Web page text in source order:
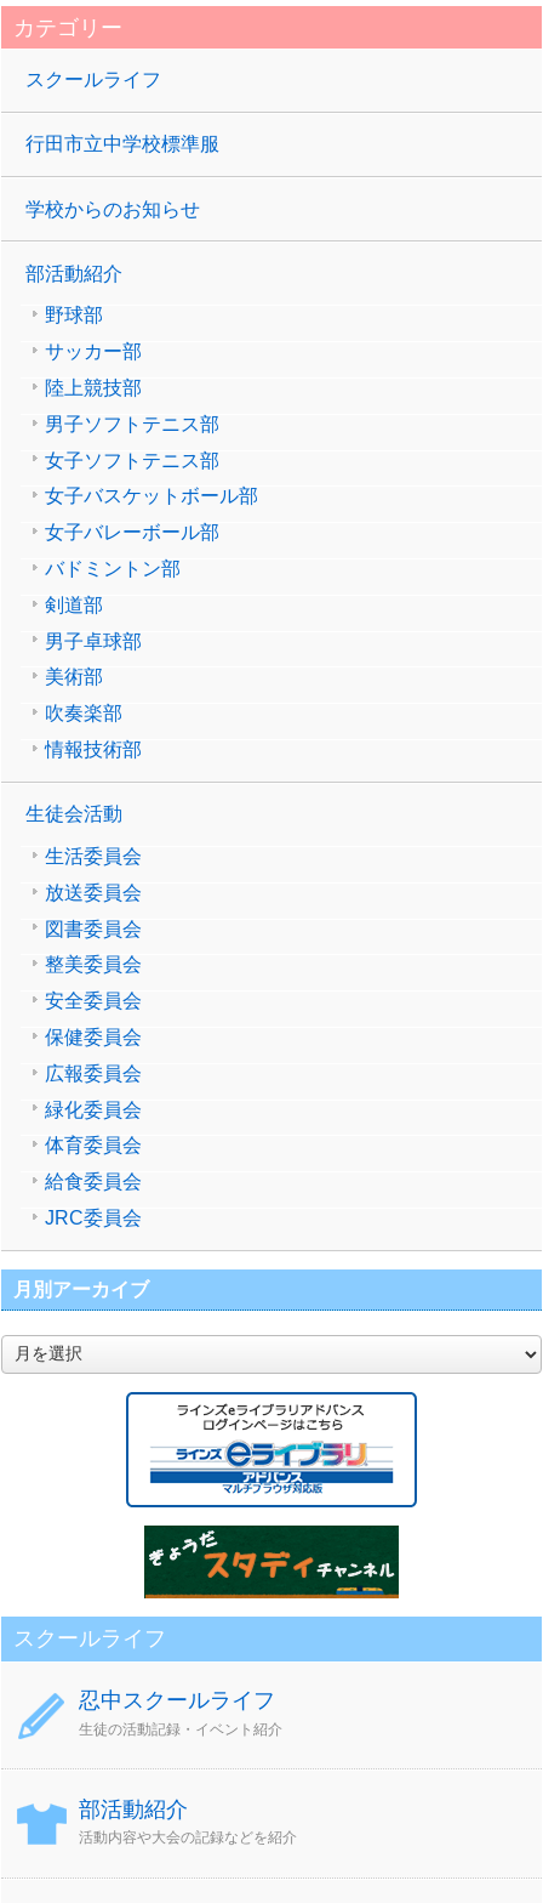
カテゴリー
スクールライフ
行田市立中学校標準服
学校からのお知らせ
部活動紹介
野球部
サッカー部
陸上競技部
男子ソフトテニス部
女子ソフトテニス部
女子バスケットボール部
女子バレーボール部
バドミントン部
剣道部
男子卓球部
美術部
吹奏楽部
情報技術部
生徒会活動
生活委員会
放送委員会
図書委員会
整美委員会
安全委員会
保健委員会
広報委員会
緑化委員会
体育委員会
給食委員会
JRC委員会
月別アーカイブ
月
別
スクールライフ
忍中スクールライフ
生徒の活動記録・イベント紹介
部活動紹介
活動内容や大会の記録などを紹介